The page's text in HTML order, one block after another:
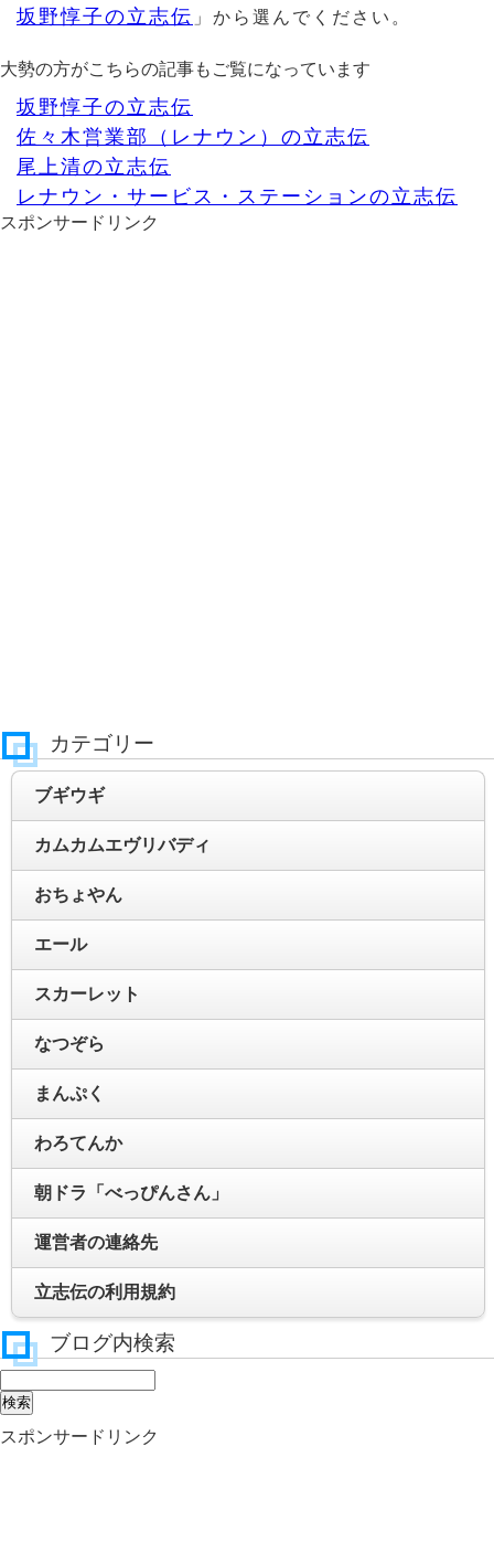
坂野惇子の立志伝 」から選んでください。
大勢の方がこちらの記事もご覧になっています
坂野惇子の立志伝
佐々木営業部（レナウン）の立志伝
尾上清の立志伝
レナウン・サービス・ステーションの立志伝
スポンサードリンク
カテゴリー
ブギウギ
カムカムエヴリバディ
おちょやん
エール
スカーレット
なつぞら
まんぷく
わろてんか
朝ドラ「べっぴんさん」
運営者の連絡先
立志伝の利用規約
ブログ内検索
スポンサードリンク